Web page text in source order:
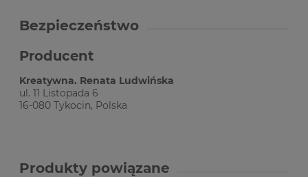
Bezpieczeństwo
Producent
Kreatywna. Renata Ludwińska
ul. 11 Listopada 6
16-080 Tykocin, Polska
Produkty powiązane